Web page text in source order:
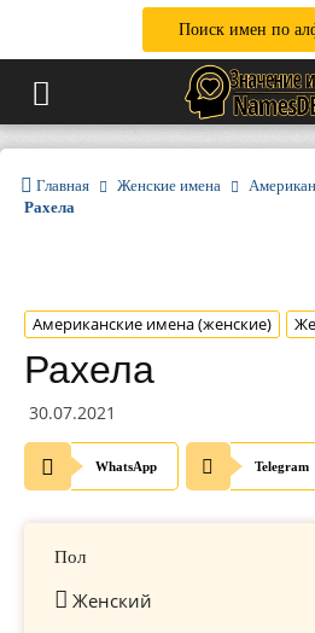
Поиск имен по
Главная Женские имена
Рахела
Американские имена (женские)
Рахела
30.07.2021
WhatsApp Telegram
Пол
Женский